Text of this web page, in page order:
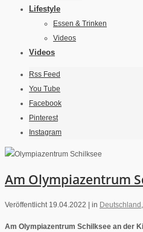
Lifestyle
Essen & Trinken
Videos
Videos
Rss Feed
You Tube
Facebook
Pinterest
Instagram
Am Olympiazentrum
Veröffentlicht 19.04.2022 | in Deutschland ,
Am Olympiazentrum Schilksee an der